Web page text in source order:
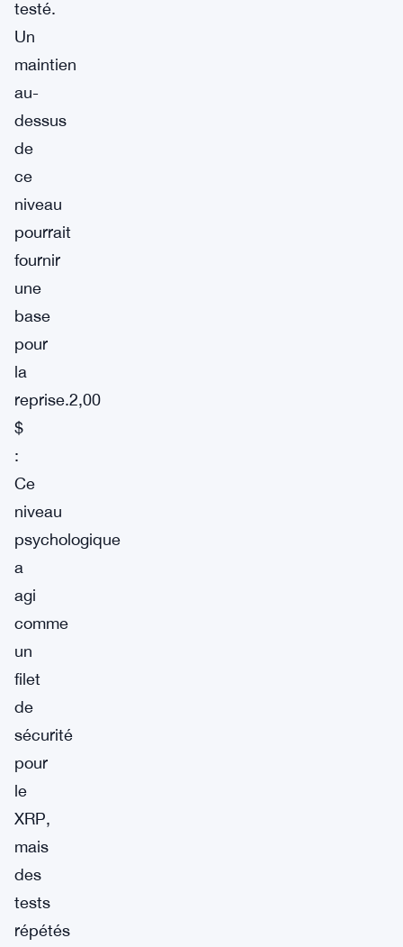
testé.
Un
maintien
au-
dessus
de
ce
niveau
pourrait
fournir
une
base
pour
la
reprise.2,00
$
:
Ce
niveau
psychologique
a
agi
comme
un
filet
de
sécurité
pour
le
XRP,
mais
des
tests
répétés